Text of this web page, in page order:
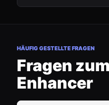
HÄUFIG GESTELLTE FRAGEN
Fragen
Enhancer